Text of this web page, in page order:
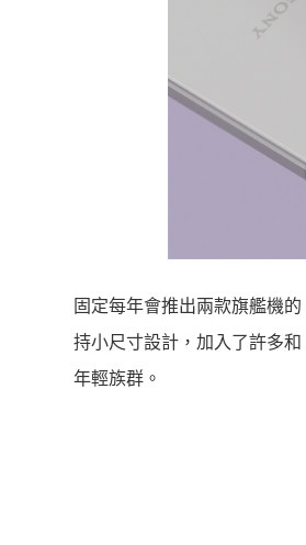
固定每年會推出兩款旗艦機
持小尺寸設計，加入了許多
年輕族群。